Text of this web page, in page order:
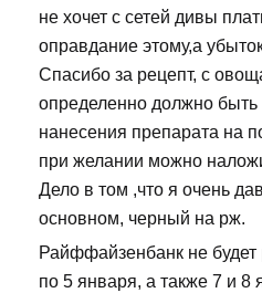
не хочет с сетей дивы
оправдание этому,а
Спасибо за рецепт, с
определенно должно быть
нанесения препарата на
при желании можно
Дело в том ,что я очень
основном, черный на рж.
Райффайзенбанк не будет
по 5 января, а также 7 и 8